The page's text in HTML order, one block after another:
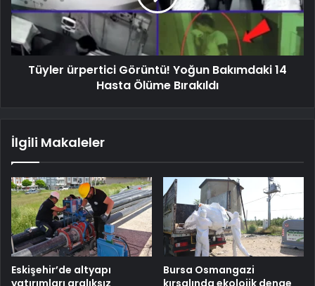
Tüyler ürpertici Görüntü! Yoğun Bakımdaki 14
Hasta Ölüme Bırakıldı
İlgili Makaleler
Eskişehir’de altyapı
yatırımları aralıksız
Bursa Osmangazi
kırsalında ekolojik denge